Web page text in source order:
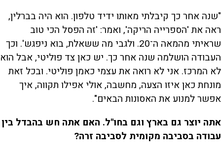
"שנה אחר כך קיבלתי מאותו ידיד טלפון. הוא היה בברלין,
ראה את 'הספרייה הריקה', ואמר: 'זה הפסל הכי טוב
שראיתי מהמאה ה־20. ולגבי מה ששאלת, בוא ניפגש'. וכך
העבודה הושלמה שנה אחר כך. יש כאן צד פוליטי, אבל הוא
לא המרכז. אני לא רואה את עצמי כאמן פוליטי. ובכל זאת
מונחת כאן איזו הצעה, מחשבה, אולי אפילו תקווה, איך
אפשר למנוע את האסונות הבאים".
אתה יוצר גם בארץ וגם בחו"ל. האם אתה חש בהבדל בין
עבודה בסביבה מקומית לסביבה זרה?